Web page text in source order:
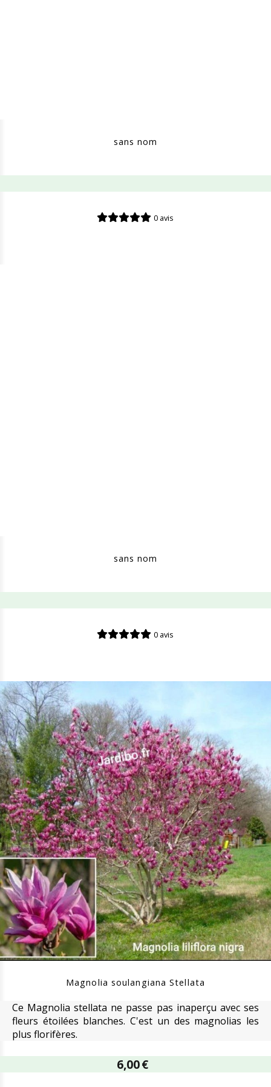
sans nom
0 avis
sans nom
0 avis
Magnolia soulangiana Stellata
Ce Magnolia stellata ne passe pas inaperçu avec ses
fleurs étoilées blanches. C'est un des magnolias les
plus florifères.
6,00€